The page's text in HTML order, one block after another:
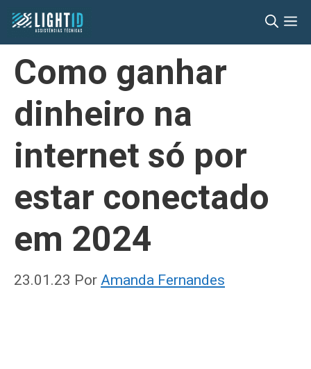
Pular
para
conteúdo
Como ganhar
dinheiro na
internet só por
estar conectado
em 2024
23.01.23 Por Amanda Fernandes